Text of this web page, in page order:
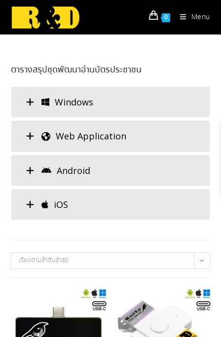
Skip
content
0 Menu
ตารางสรุปชุดพัฒนาอ่านบัตรประชาชน
Windows
Web Application
Android
iOS
เรียงตามลำดับล่าสุด